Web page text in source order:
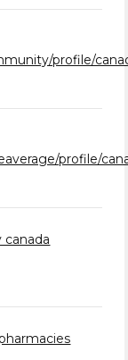
profile/
profile/
canada